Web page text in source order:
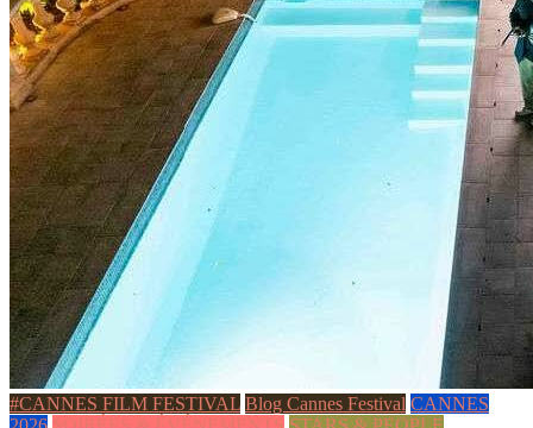
#CANNES FILM FESTIVAL Blog Cannes Festival CANNES